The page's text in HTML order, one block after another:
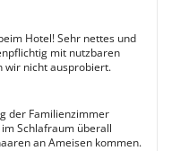
Hotel! Sehr nettes und
mit nutzbaren
wir nicht ausprobiert.
der Familienzimmer
Schlafraum überall
an Ameisen kommen.